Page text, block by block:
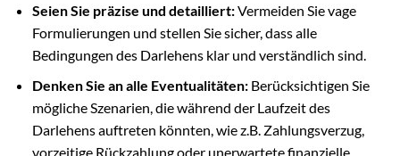
Seien Sie präzise und detailliert:Vermeiden Sie vage
Formulierungen und stellen Sie sicher, dass alle
Bedingungen des Darlehens klar und verständlich sind.
Denken Sie an alle Eventualitäten:Berücksichtigen Sie
mögliche Szenarien, die während der Laufzeit des
Darlehens auftreten könnten, wie z.B. Zahlungsverzug,
vorzeitige Rückzahlung oder unerwartete finanzielle